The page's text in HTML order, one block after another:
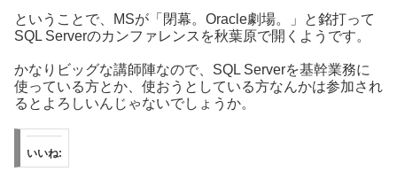
ということで、MSが「閉幕。Oracle劇場。」と銘打って
SQL Serverのカンファレンスを秋葉原で開くようです。
かなりビッグな講師陣なので、SQL Serverを基幹業務に
使っている方とか、使おうとしている方なんかは参加され
るとよろしいんじゃないでしょうか。
いいね: